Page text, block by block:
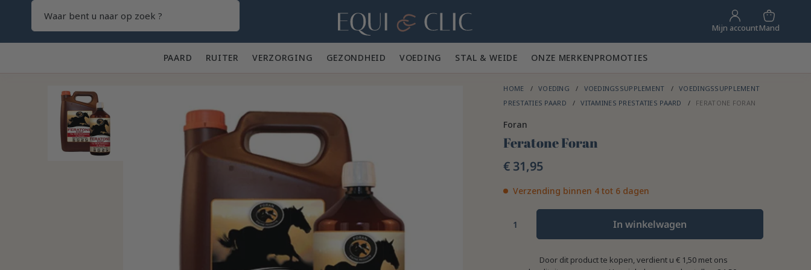
Home Mijn accountMand
PAARD 🐎 RUITER 👕VERZORGING 🪮 GEZONDHEID ✨VOEDING 🥕 STAL & WEIDE 🍃 ONZE MERKENPROMOTIES
HOME VOEDING VOEDINGSSUPPLEMENT
VOEDINGSSUPPLEMENT
PRESTATIES PAARD
VITAMINES PRESTATIES PAARD FERATONE FORAN
Foran
Feratone Foran
€ 31,95
Verzending binnen 4 tot 6 dagen
In winkelwagen
Door dit product te kopen, verdient u € 1,50met ons